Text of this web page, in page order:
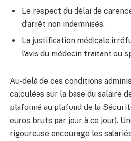
Le respect du délai de
d’arrêt non indemnisés.
La justification médicale
l’avis du médecin traitant ou
Au-delà de ces conditions
calculées sur la base du salaire
plafonné au plafond de la
euros bruts par jour à ce jour).
rigoureuse encourage les